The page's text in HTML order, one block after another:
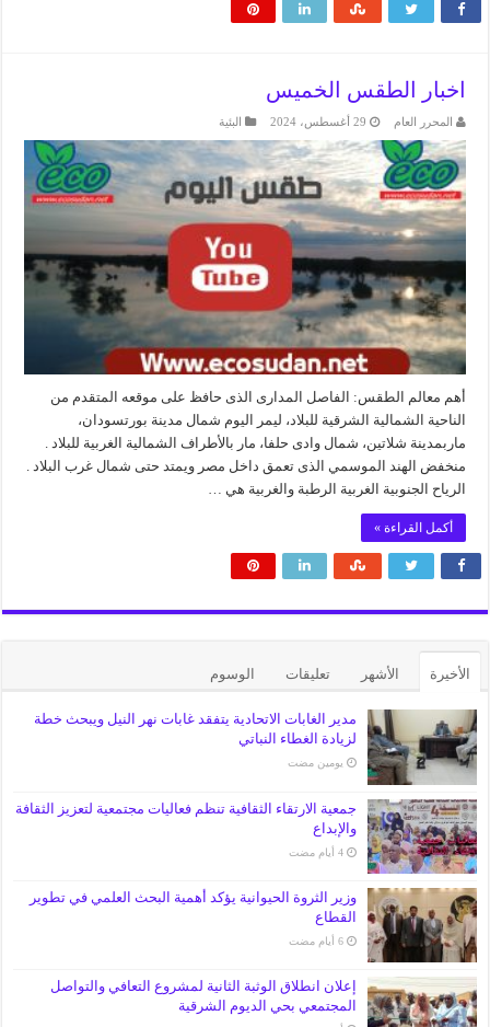
اخبار الطقس الخميس
المحرر العام 29 أغسطس، 2024 البئية
أهم معالم الطقس: الفاصل المدارى الذى حافظ على موقعه المتقدم من
الناحية الشمالية الشرقية للبلاد، ليمر اليوم شمال مدينة بورتسودان،
ماربمدينة شلاتين، شمال وادى حلفا، مار بالأطراف الشمالية الغربية للبلاد .
منخفض الهند الموسمي الذى تعمق داخل مصر ويمتد حتى شمال غرب البلاد .
الرياح الجنوبية الغربية الرطبة والغربية هي …
أكمل القراءة »
الأخيرة الأشهر تعليقات الوسوم
مدير الغابات الاتحادية يتفقد غابات نهر النيل ويبحث خطة
لزيادة الغطاء النباتي
‏يومين مضت
جمعية الارتقاء الثقافية تنظم فعاليات مجتمعية لتعزيز الثقافة
والإبداع
وزير الثروة الحيوانية يؤكد أهمية البحث العلمي في تطوير
القطاع
إعلان انطلاق الوثبة الثانية لمشروع التعافي والتواصل
المجتمعي بحي الديوم الشرقية